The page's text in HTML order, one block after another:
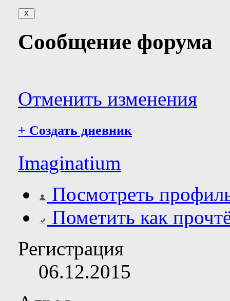
Сообщение форума
Отменить изменения
+ Создать дневник
Imaginatium
Посмотреть
Пометить как
Регистрация
06.12.2015